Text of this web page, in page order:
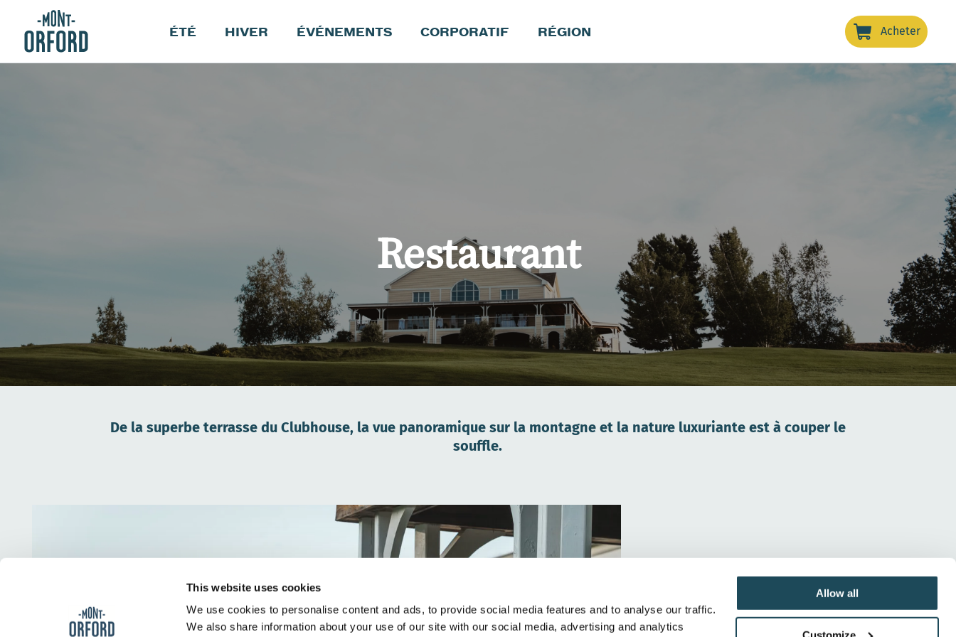
This website uses cookies
We use cookies to personalise content and ads, to provide social media features and to analyse our traffic.
We also share information about your use of our site with our social media, advertising and analytics
Allow all
ÉTÉ HIVER ÉVÉNEMENTS CORPORATIF RÉGION Acheter
Restaurant
De la superbe terrasse du Clubhouse, la vue panoramique sur la montagne et la nature luxuriante est à couper le
souffle.
INSTALLEZ-VOUS À LA TERRASSE !